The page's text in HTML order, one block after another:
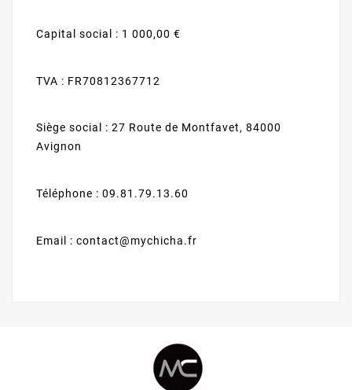
Capital social : 1 000,00 €
TVA : FR70812367712
Siège social : 27 Route de Montfavet, 84000
Avignon
Téléphone : 09.81.79.13.60
Email : contact@mychicha.fr